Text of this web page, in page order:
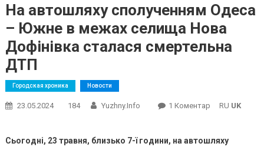
На автошляху сполученням Одеса
– Южне в межах селища Нова
Дофінівка сталася смертельна
ДТП
Городская хроника Новости
23.05.2024 184 Yuzhny.info 1 КоментарДо
Сполученням
RU UK
Сьогодні, 23 травня, близько 7-ї години, на автошляху